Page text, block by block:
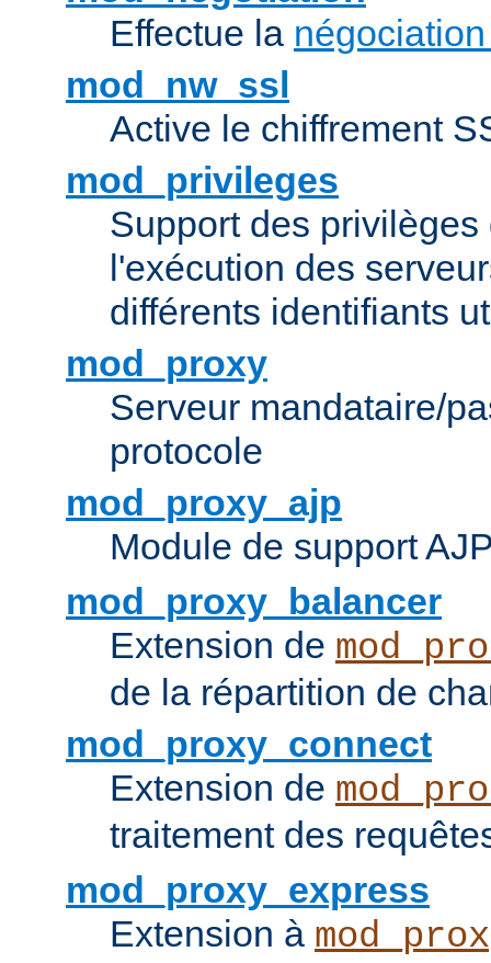
Effectue la
mod_nw_ssl
Active le chiffrement
mod_privileges
Support des
l'exécution des
différents identifiants
mod_proxy
Serveur mandataire/
protocole
mod_proxy_ajp
Module de support
mod_proxy_balancer
Extension de
de la répartition de
mod_proxy_connect
Extension de
traitement des
mod_proxy_express
Extension à